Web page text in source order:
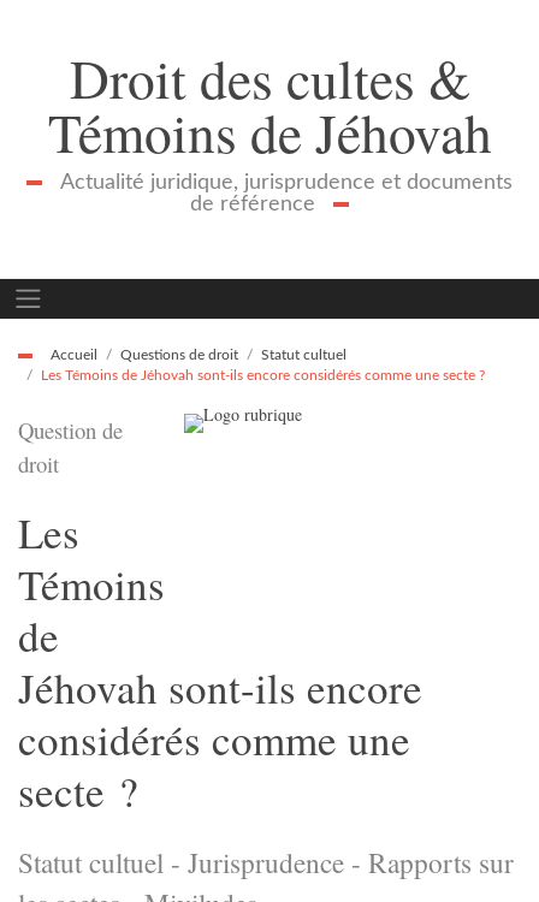
Droit des cultes &
Témoins de Jéhovah
Actualité juridique, jurisprudence et documents
de référence
Accueil Questions de droit
Statut cultuel
Les Témoins de Jéhovah sont-ils encore considérés comme une secte ?
Question de
droit
Les
Témoins
de
Jéhovah sont-ils encore
considérés comme une
secte ?
Statut cultuel - Jurisprudence - Rapports sur